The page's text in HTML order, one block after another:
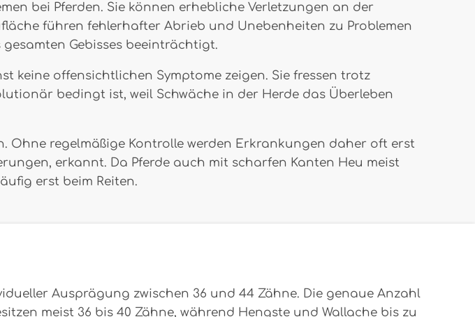
bei Pferden. Sie können erhebliche Verletzungen an der
führen fehlerhafter Abrieb und Unebenheiten zu Problemen
Gebisses beeinträchtigt.
keine offensichtlichen Symptome zeigen. Sie fressen trotz
bedingt ist, weil Schwäche in der Herde das Überleben
Ohne regelmäßige Kontrolle werden Erkrankungen daher oft erst
erkannt. Da Pferde auch mit scharfen Kanten Heu meist
erst beim Reiten.
Ausprägung zwischen 36 und 44 Zähne. Die genaue Anzahl
meist 36 bis 40 Zähne, während Hengste und Wallache bis zu